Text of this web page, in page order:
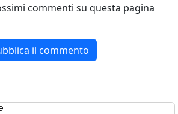
commenti su questa pagina